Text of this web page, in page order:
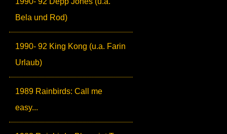
Bela und Rod)
1990- 92 King Kong (u.a. Farin
Urlaub)
1989 Rainbirds: Call me
easy...